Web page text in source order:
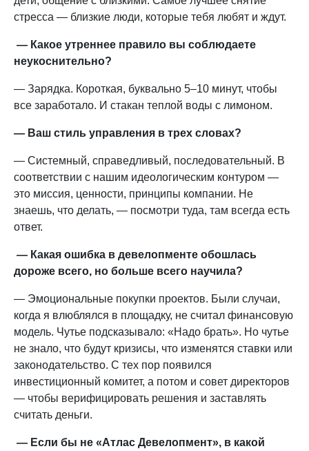
стресса — близкие люди, которые тебя любят и ждут.
— Какое утреннее правило вы соблюдаете
неукоснительно?
— Зарядка. Короткая, буквально 5–10 минут, чтобы
все заработало. И стакан теплой воды с лимоном.
— Ваш стиль управления в трех словах?
— Системный, справедливый, последовательный. В
соответствии с нашим идеологическим контуром —
это миссия, ценности, принципы компании. Не
знаешь, что делать, — посмотри туда, там всегда есть
ответ.
— Какая ошибка в девелопменте обошлась
дороже всего, но больше всего научила?
— Эмоциональные покупки проектов. Были случаи,
когда я влюблялся в площадку, не считал финансовую
модель. Чутье подсказывало: «Надо брать». Но чутье
не знало, что будут кризисы, что изменятся ставки или
законодательство. С тех пор появился
инвестиционный комитет, а потом и совет директоров
— чтобы верифицировать решения и заставлять
считать деньги.
— Если бы не «Атлас Девелопмент», в какой